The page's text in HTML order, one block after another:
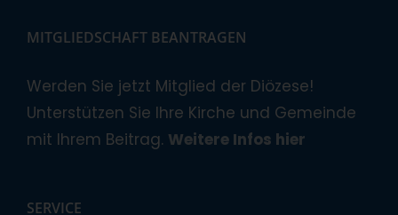
MITGLIEDSCHAFT BEANTRAGEN
Werden Sie jetzt Mitglied der Diözese!
Unterstützen Sie Ihre Kirche und Gemeinde
mit Ihrem Beitrag. Weitere Infos hier
SERVICE